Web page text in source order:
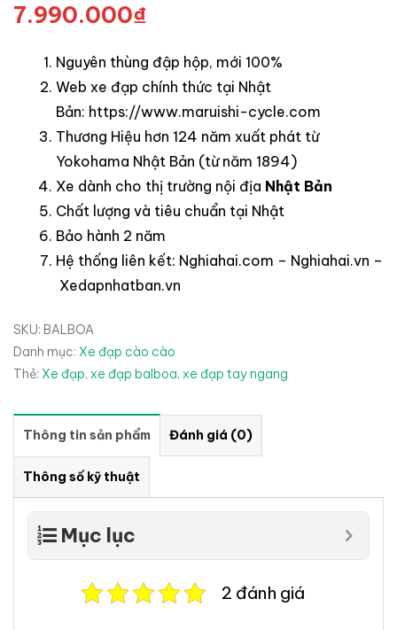
7.990.000₫
Nguyên thùng đập hộp, mới 100%
Web xe đạp chính thức tại Nhật
Bản: https://www.maruishi-cycle.com
Thương Hiệu hơn 124 năm xuất phát từ
Yokohama Nhật Bản (từ năm 1894)
Xe dành cho thị trường nội địa Nhật Bản
Chất lượng và tiêu chuẩn tại Nhật
Bảo hành 2 năm
Hệ thống liên kết: Nghiahai.com – Nghiahai.vn –
Xedapnhatban.vn
SKU: BALBOA
Danh mục: Xe đạp cào cào
Thẻ: Xe đạp, xe đạp balboa, xe đạp tay ngang
Thông tin sản phẩm Đánh giá (0)
Thông số kỹ thuật
Mục lục
2 đánh giá